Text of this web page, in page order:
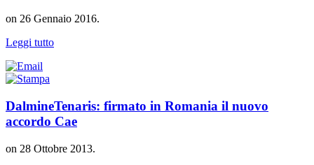
on 26 Gennaio 2016.
Leggi tutto
DalmineTenaris: firmato in Romania il nuovo
accordo Cae
on 28 Ottobre 2013.